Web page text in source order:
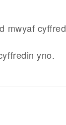
mwyaf
yno.